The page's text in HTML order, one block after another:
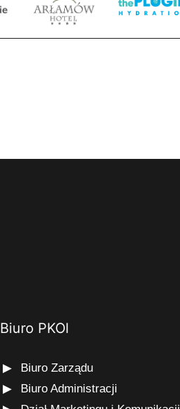
Biuro PKOl
Biuro Zarządu
Biuro Administracji